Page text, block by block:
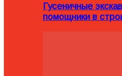
Гусеничные
помощники в